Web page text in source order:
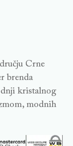
Crne
brenda
kristalnog
modnih